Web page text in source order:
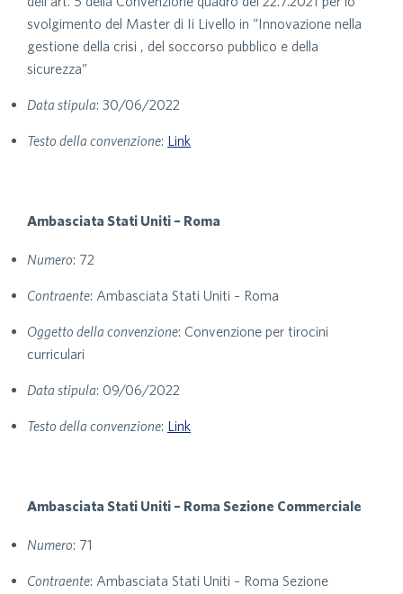
svolgimento del Master di Ii Livello in “Innovazione nella
gestione della crisi , del soccorso pubblico e della
sicurezza”
Data stipula: 30/06/2022
Testo della convenzione: Link
Ambasciata Stati Uniti – Roma
Numero: 72
Contraente: Ambasciata Stati Uniti – Roma
Oggetto della convenzione: Convenzione per tirocini
curriculari
Data stipula: 09/06/2022
Testo della convenzione: Link
Ambasciata Stati Uniti – Roma Sezione Commerciale
Numero: 71
Contraente: Ambasciata Stati Uniti – Roma Sezione